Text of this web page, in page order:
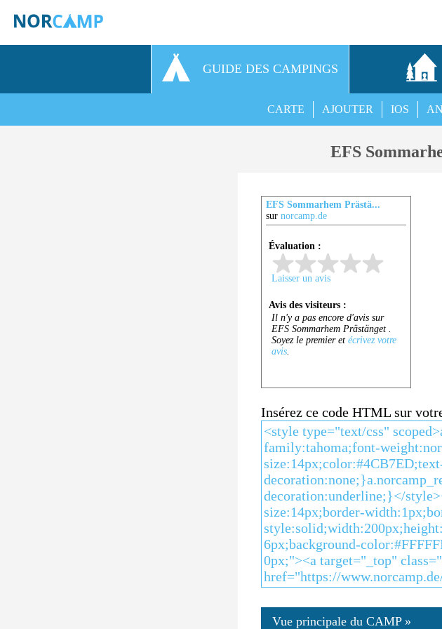
GUIDE DES CAMPINGS
IOS
AJOUTER
CARTE
EFS
EFS Sommarhem Prästä...
surnorcamp.de
Insérez ce code HTML sur
Vue principale du CAMP »